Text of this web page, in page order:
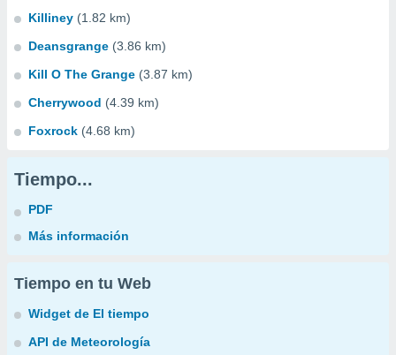
Killiney (1.82 km)
Deansgrange (3.86 km)
Kill O The Grange (3.87 km)
Cherrywood (4.39 km)
Foxrock (4.68 km)
Tiempo...
PDF
Más información
Tiempo en tu Web
Widget de El tiempo
API de Meteorología